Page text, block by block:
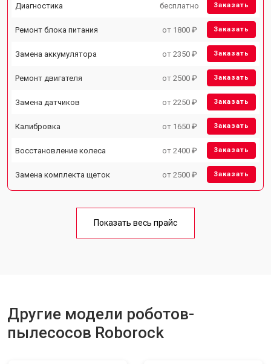
Диагностика бесплатно Заказать
Ремонт блока питания от 1800 ₽ Заказать
Замена аккумулятора от 2350 ₽ Заказать
Ремонт двигателя от 2500 ₽ Заказать
Замена датчиков от 2250 ₽ Заказать
Калибровка от 1650 ₽ Заказать
Восстановление колеса от 2400 ₽ Заказать
Замена комплекта щеток от 2500 ₽ Заказать
Показать весь прайс
Другие модели роботов-
пылесосов Roborock